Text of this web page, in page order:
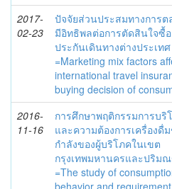
2017-
02-23
ปัจจัยส่วนประสมทางการต
มีอิทธิพลต่อการตัดสินใจซื้อ
ประกันเดินทางต่างประเทศ
=Marketing mix factors
international travel
buying decision of
2016-
11-16
การศึกษาพฤติกรรมการบริ
และความต้องการเครื่องดื่
กำลังของผู้บริโภคในเขต
กรุงเทพมหานครและปริม
=The study of
behavior and